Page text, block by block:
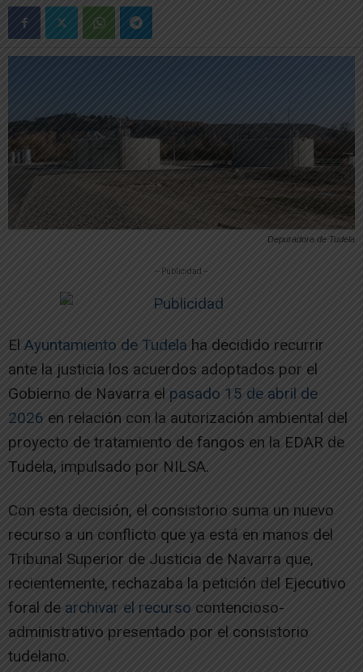
Depuradora de Tudela
-- Publicidad --
El Ayuntamiento de Tudela ha decidido recurrir
ante la justicia los acuerdos adoptados por el
Gobierno de Navarra el pasado 15 de abril de
2026 en relación con la autorización ambiental del
proyecto de tratamiento de fangos en la EDAR de
Tudela, impulsado por NILSA.
Con esta decisión, el consistorio suma un nuevo
recurso a un conflicto que ya está en manos del
Tribunal Superior de Justicia de Navarra que,
recientemente, rechazaba la petición del Ejecutivo
foral de archivar el recurso contencioso-
administrativo presentado por el consistorio
tudelano.